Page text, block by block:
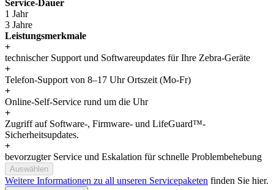
Auswählen
Weitere Informationen zu all unseren Servicepaketen
Menü schließen
Datenblätter
Wir stellen Ihnen automatisch generierte Datenblätter zu dieser
Konfiguration zur Verfügung. Nutzen Sie diese um Ihre Kunden
von unseren Produkten zu überzeugen.
Datenblatt kurze Version (DE)
Datenblatt kurze Version (EN)
Datenblatt ausführliche Version (DE)
Datenblatt ausführliche Version (EN)
Personalisiertes Datenblatt